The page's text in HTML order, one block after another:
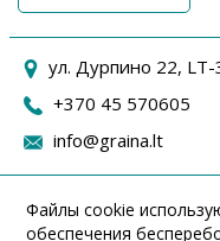
ул. Дурпино 22,
+370 45 570605
info@graina.lt
Файлы cookie
обеспечения